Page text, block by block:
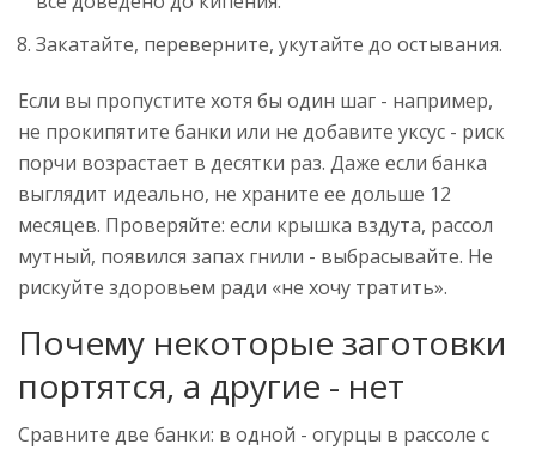
Закатайте, переверните, укутайте до остывания.
Если вы пропустите хотя бы один шаг - например,
не прокипятите банки или не добавите уксус - риск
порчи возрастает в десятки раз. Даже если банка
выглядит идеально, не храните ее дольше 12
месяцев. Проверяйте: если крышка вздута, рассол
мутный, появился запах гнили - выбрасывайте. Не
рискуйте здоровьем ради «не хочу тратить».
Почему некоторые заготовки
портятся, а другие - нет
Сравните две банки: в одной - огурцы в рассоле с